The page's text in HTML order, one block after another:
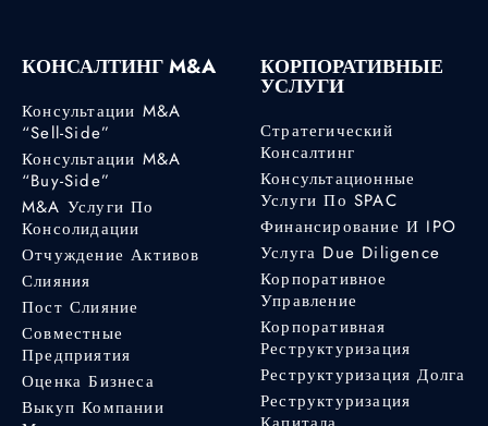
КОНСАЛТИНГ M&A
Консультации M&A
“Sell-Side”
Консультации M&A
“Buy-Side”
M&A Услуги По
Консолидации
Отчуждение Активов
Слияния
Пост Слияние
Совместные
Предприятия
Оценка Бизнеса
Выкуп Компании
КОРПОРАТИВНЫЕ
УСЛУГИ
Стратегический
Консалтинг
Консультационные
Услуги По SPAC
Финансирование И IPO
Услуга Due Diligence
Корпоративное
Управление
Корпоративная
Реструктуризация
Реструктуризация Долга
Реструктуризация